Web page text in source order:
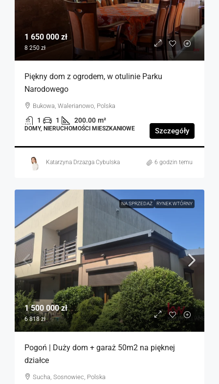
1 650 000 zł
8 250 zł
Piękny dom z ogrodem, w otulinie Parku
Narodowego
Bukowa, Walerianowo, Polska
1 1 200.00 m²
DOMY, NIERUCHOMOŚCI MIESZKANIOWE Szczegóły
Katarzyna Drzazga Cybulska 6 godzin temu
NA SPRZEDAŻ RYNEK WTÓRNY
1 500 000 zł
6 818 zł
Pogoń | Duży dom + garaż 50m2 na pięknej
działce
Sucha, Sosnowiec, Polska